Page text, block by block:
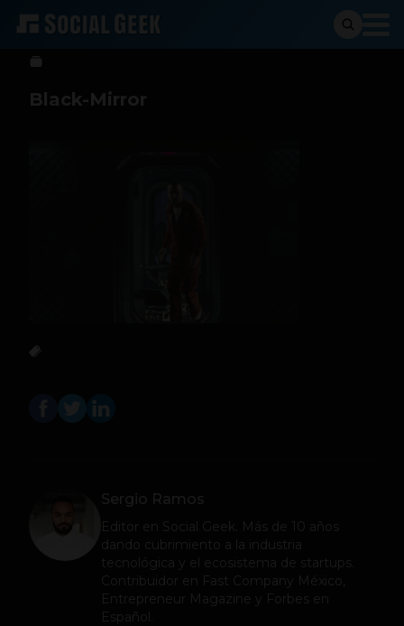
Sergio Ramos 26 de abril de 2023
Black-Mirror
Sergio Ramos
Editor en Social Geek
. Más de 10 años
dando cubrimiento a la industria
tecnológica y el ecosistema de startups.
Contribuidor en Fast Company México,
Entrepreneur Magazine y Forbes en
Español.